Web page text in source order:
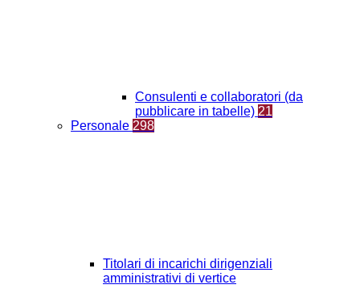
Consulenti e collaboratori (da
pubblicare in tabelle) 21
Personale 298
Titolari di incarichi dirigenziali
amministrativi di vertice